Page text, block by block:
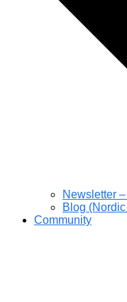
Newsletter
Blog
Community